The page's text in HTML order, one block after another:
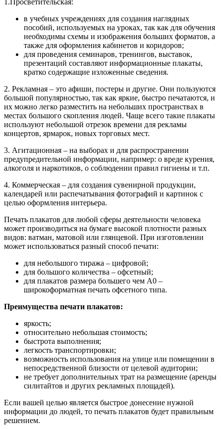
в учебных учреждениях для создания наглядных
пособий, используемых на уроках, так как для обучения
необходимы схемы и изображения больших форматов, а
также для оформления кабинетов и коридоров;
для проведения семинаров, тренингов, выставок,
презентаций составляют информационные плакаты,
кратко содержащие изложенные сведения.
2. Рекламная – это афиши, постеры и другие. Они пользуются
большой популярностью, так как яркие, быстро печатаются, и
их можно легко разместить на небольших пространствах в
местах большого скопления людей. Чаще всего такие плакаты
используют небольшой отрезок времени для рекламы
концертов, ярмарок, новых торговых мест.
3. Агитационная – на выборах и для распространении
предупредительной информации, например: о вреде курения,
алкоголя и наркотиков, о соблюдении правил гигиены и т.п.
4. Коммерческая – для создания сувенирной продукции,
календарей или распечатывания фотографий и картинок с
целью оформления интерьера.
Печать плакатов для любой сферы деятельности человека
может производиться на бумаге высокой плотности разных
видов: ватман, матовой или глянцевой. При изготовлении
может использоваться разный способ печати:
для небольшого тиража – цифровой;
для большого количества – офсетный;
для плакатов размера большего чем А0 –
широкоформатная печать офсетного типа.
Преимущества печати плакатов:
яркость;
относительно небольшая стоимость;
быстрота выполнения;
легкость транспортировки;
возможность использования на улице или помещении в
непосредственной близости от целевой аудитории;
не требует дополнительных трат на размещение (аренды
силитайтов и других рекламных площадей).
Если вашей целью является быстрое донесение нужной
информации до людей, то печать плакатов будет правильным
решением.